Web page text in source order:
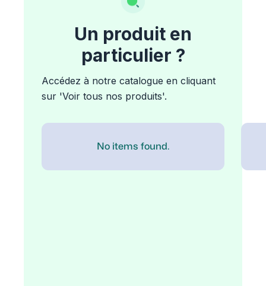
Un produit en
particulier ?
Accédez à notre catalogue en cliquant
sur 'Voir tous nos produits'.
No items found.